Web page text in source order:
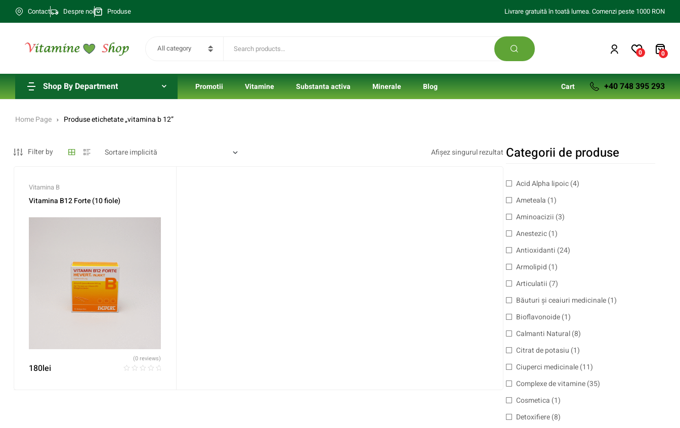
Contact Despre noi Produse Livrare gratuită în toată lumea. Comenzi peste 1000 RON
All category 0 0
Shop By Department Promotii Vitamine Substanta activa Minerale Blog Cart +40 748 395 293
Home Page Produse etichetate „vitamina b 12”
Filter by Afișez singurul rezultat
Vitamina B
Vitamina B12 Forte (10 fiole)
180lei
(0 reviews)
Categorii de produse
Acid Alpha lipoic (4)
Ameteala (1)
Aminoacizii (3)
Anestezic (1)
Antioxidanti (24)
Armolipid (1)
Articulatii (7)
Băuturi și ceaiuri medicinale (1)
Bioflavonoide (1)
Calmanti Natural (8)
Citrat de potasiu (1)
Ciuperci medicinale (11)
Complexe de vitamine (35)
Cosmetica (1)
Detoxifiere (8)